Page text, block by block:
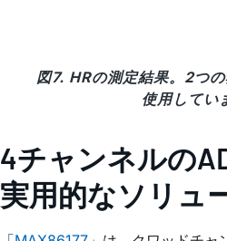
図7. HRの測定結果。2つ
使用してい
4チャンネルの
実用的なソリュ